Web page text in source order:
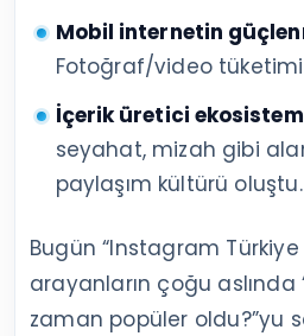
Mobil internetin
Fotoğraf/video
İçerik üretici
seyahat, mizah gibi
paylaşım kültürü oluştu.
Bugün “Instagram
arayanların çoğu aslında
zaman popüler oldu?”yu